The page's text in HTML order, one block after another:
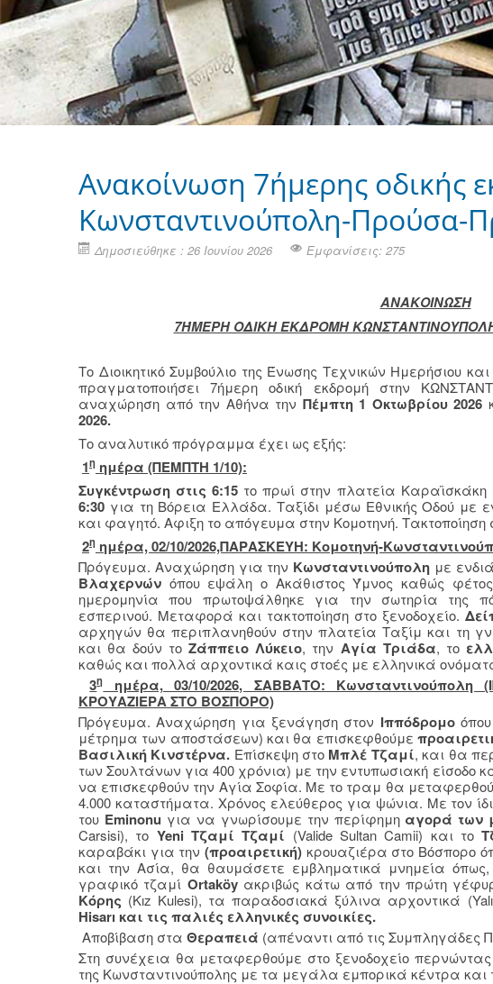
Ανακοίνωση 7ήμερης οδικής
Κωνσταντινούπολη-Προύσα-
Δημοσιεύθηκε : 26 Ιουνίου 2026 Εμφανίσεις: 275
ΑΝΑΚΟΙΝΩΣΗ
7ΉΜΕΡΗ ΟΔΙΚΗ ΕΚΔΡΟΜΗ
Το Διοικητικό Συμβούλιο της Ένωσης Τεχνικών Ημερήσιου
πραγματοποιήσει 7ήμερη οδική εκδρομή στην
αναχώρηση από την Αθήνα την Πέμπτη 1 Οκτωβρίου 2026
2026.
Το αναλυτικό πρόγραμμα έχει ως εξής:
1η ημέρα (ΠΕΜΠΤΗ 1/10):
Συγκέντρωση στις 6:15 το πρωί στην πλατεία
6:30 για τη Βόρεια Ελλάδα. Ταξίδι μέσω Εθνικής Οδού με
και φαγητό. Αφιξη το απόγευμα στην Κομοτηνή. Τακτοποίηση
2η ημέρα, 02/10/2026,ΠΑΡΑΣΚΕΥΗ: Κομοτηνή-
Πρόγευμα. Αναχώρηση για την Κωνσταντινούπολη με
Βλαχερνών όπου εψάλη ο Ακάθιστος Ύμνος καθώς
ημερομηνία που πρωτοψάλθηκε για την σωτηρία της
εσπερινού. Μεταφορά και τακτοποίηση στο ξενοδοχείο.
αρχηγών θα περιπλανηθούν στην πλατεία Ταξίμ και τη
και θα δούν τοΖάππειο Λύκειο, την Αγία Τριάδα, το
καθώς και πολλά αρχοντικά καις στοές με ελληνικά
3η
ημέρα, 03/10/2026, ΣΑΒΒΑΤΟ: Κωνσταντινούπολη
ΚΡΟΥΑΖΙΕΡΑ ΣΤΟ ΒΟΣΠΟΡΟ)
Πρόγευμα. Αναχώρηση για ξενάγηση στον Ιππόδρομοόπου
μέτρημα των αποστάσεων) και θα επισκεφθούμε
Βασιλική Κινστέρνα. Επίσκεψη στο Μπλέ Τζαμί, και θα
των Σουλτάνων για 400 χρόνια) με την εντυπωσιακή είσοδο
να επισκεφθούν την Αγία Σοφία. Με το τραμ θα
4.000 καταστήματα. Χρόνος ελεύθερος για ψώνια. Με τον
του Eminonu για να γνωρίσουμε την περίφημη αγορά των
Carsisi), το Yeni Τζαμί Τζαμί (Valide Sultan Camii) και το
καραβάκι για την (προαιρετική) κρουαζιέρα στο Βόσπορο
και την Ασία, θα θαυμάσετε εμβληματικά μνημεία
γραφικό τζαμί Ortaköyακριβώς κάτω από την πρώτη
Κόρης (Kız Kulesi), τα παραδοσιακά ξύλινα αρχοντικά
Hisarı και τις παλιές ελληνικές συνοικίες.
Αποβίβαση στα Θεραπειά (απέναντι από τις Συμπληγάδες
Στη συνέχεια θα μεταφερθούμε στο ξενοδοχείο
της Κωνσταντινούπολης με τα μεγάλα εμπορικά κέντρα και